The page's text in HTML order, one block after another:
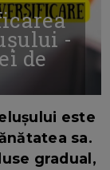
-
de
este
sa.
gradual,